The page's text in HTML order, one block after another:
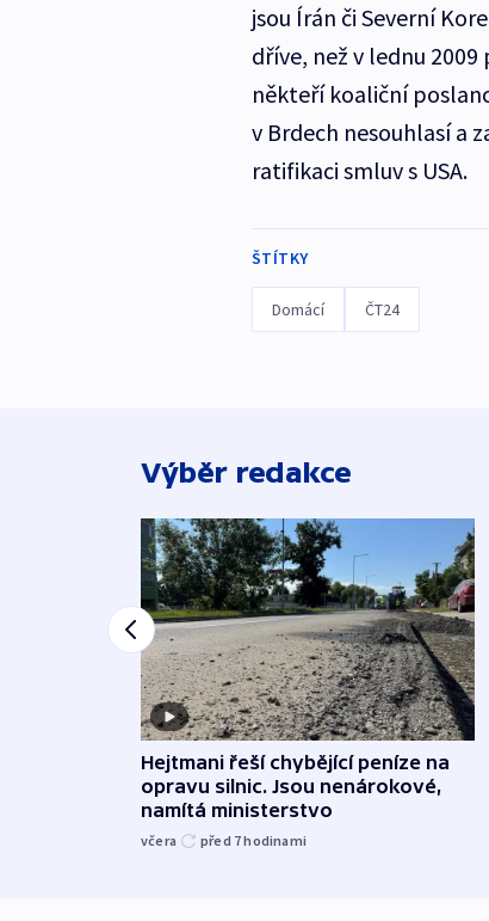
jsou Írán či Severní
dříve, než v lednu
někteří koaliční
v Brdech nesouhlasí a
ratifikaci smluv s USA.
ŠTÍTKY
Domácí ČT24
Výběr redakce
Hejtmani řeší chybějící peníze na
opravu silnic. Jsou nenárokové,
namítá ministerstvo
včera před 7hodinami